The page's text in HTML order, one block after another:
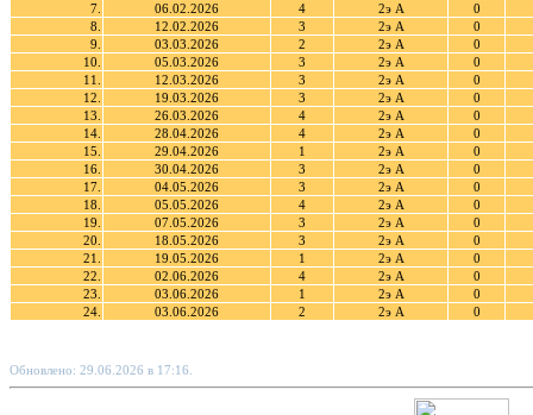
7.
06.02.2026 4 2э А
0
8.
12.02.2026 3 2э А
0
9.
03.03.2026 2 2э А
0
10.
05.03.2026 3 2э А
0
11.
12.03.2026 3 2э А
0
12.
19.03.2026 3 2э А
0
13.
26.03.2026 4 2э А
0
14.
28.04.2026 4 2э А
0
15.
29.04.2026 1 2э А
0
16.
30.04.2026 3 2э А
0
17.
04.05.2026 3 2э А
0
18.
05.05.2026 4 2э А
0
19.
07.05.2026 3 2э А
0
20.
18.05.2026 3 2э А
0
21.
19.05.2026 1 2э А
0
22.
02.06.2026 4 2э А
0
23.
03.06.2026 1 2э А
0
24.
03.06.2026 2 2э А 0
Обновлено: 29.06.2026 в 17:16.